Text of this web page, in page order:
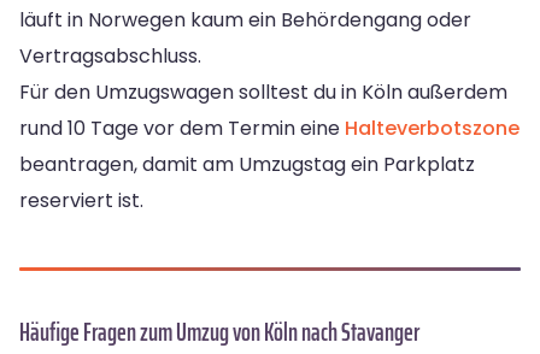
läuft in Norwegen kaum ein Behördengang oder
Vertragsabschluss.
Für den Umzugswagen solltest du in Köln außerdem
rund 10 Tage vor dem Termin eine Halteverbotszone
beantragen, damit am Umzugstag ein Parkplatz
reserviert ist.
Häufige Fragen zum Umzug von Köln nach Stavanger